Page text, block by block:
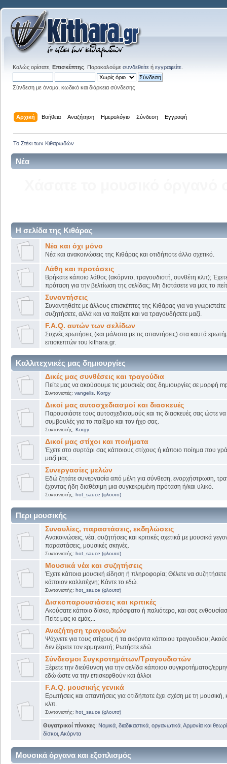
Καλώς ορίσατε, Επισκέπτης . Παρακαλούμε συνδεθείτε ή εγγραφείτε
Σύνδεση με όνομα, κωδικό και διάρκεια σύνδεσης
Αρχική Βοήθεια Αναζήτηση Ημερολόγιο Σύνδεση Εγγραφή
Το Στέκι των Κιθαρωδών
Νέα
Η σελίδα της Κιθάρας
Νέα και όχι μόνο
Νέα και ανακοινώσεις της Κιθάρας και οτιδήποτε άλλο σχετικό.
Λάθη και προτάσεις
Βρήκατε κάποιο λάθος (ακόρντο, τραγουδιστή, συνθέτη κλπ);
πρόταση για την βελτίωση της σελίδας; Μη διστάσετε να μας το
Συναντήσεις
Συναντηθείτε με άλλους επισκέπτες της Κιθάρας για να
συζητήσετε, αλλά και να παίξετε και να τραγουδήσετε μαζί.
F.A.Q. αυτών των σελίδων
Συχνές ερωτήσεις (και μάλιστα με τις απαντήσεις) στα καυτά
επισκεπτών του kithara.gr.
Καλλιτεχνικές μας δημιουργίες
Δικές μας συνθέσεις και τραγούδια
Πείτε μας να ακούσουμε τις μουσικές σας δημιουργίες σε μορφή
Συντονιστές: vangelis, Korgy
Δικοί μας αυτοσχεδιασμοί και διασκευές
Παρουσιάστε τους αυτοσχεδιασμούς και τις διασκευές σας ώστε να
συμβουλές για το παίξιμο και τον ήχο σας.
Συντονιστής: Korgy
Δικοί μας στίχοι και ποιήματα
Έχετε στο συρτάρι σας κάποιους στίχους ή κάποιο ποίημα που
μαζί μας....
Συνεργασίες μελών
Εδώ ζητάτε συνεργασία από μέλη για σύνθεση, ενορχήστρωση,
έχοντας ήδη διαθέσιμη μια συγκεκριμένη πρόταση ή/και υλικό.
Συντονιστής: hot_sauce (φλουτσ)
Περι μουσικής
Συναυλίες, παραστάσεις, εκδηλώσεις
Ανακοινώσεις, νέα, συζητήσεις και κριτικές σχετικά με μουσικά
παραστάσεις, μουσικές σκηνές.
Συντονιστής: hot_sauce (φλουτσ)
Μουσικά νέα και συζητήσεις
Έχετε κάποια μουσική είδηση ή πληροφορία; Θέλετε να
κάποιον καλλιτέχνη; Κάντε το εδώ.
Συντονιστής: hot_sauce (φλουτσ)
Δισκοπαρουσιάσεις και κριτικές
Ακούσατε κάποιο δίσκο, πρόσφατο ή παλιότερο, και σας
Πείτε μας κι εμάς...
Αναζήτηση τραγουδιών
Ψάχνετε για τους στίχους ή τα ακόρντα κάποιου τραγουδιου;
δεν ξέρετε τον ερμηνευτή; Ρωτήστε εδώ.
Σύνδεσμοι Συγκροτημάτων/Τραγουδιστών
Ξέρετε την διεύθυνση για την σελίδα κάποιου συγκροτήματος/
εδώ ώστε να την επισκεφθούν και άλλοι
F.A.Q. μουσικής γενικά
Ερωτήσεις και απαντήσεις για οτιδήποτε έχει σχέση με τη μουσική,
κλπ.
Συντονιστής: hot_sauce (φλουτσ)
Θυγατρικοί πίνακες: Νομικά, διαδικαστικά, οργανωτικά Αρμονία και
δίσκοι Ακόρντα
Μουσικά όργανα και εξοπλισμός